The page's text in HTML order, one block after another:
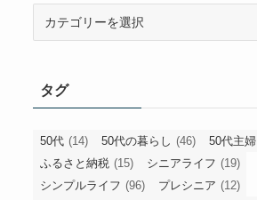
リ
ー
タグ
50代 (14) 50代の暮らし (46) 50代主婦
ふるさと納税 (15) シニアライフ (19)
シンプルライフ (96) プレシニア (12)